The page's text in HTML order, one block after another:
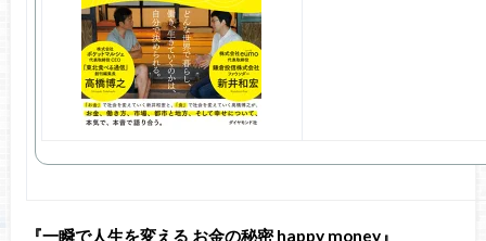
『一瞬で人生を変える お金の秘密 happy money』